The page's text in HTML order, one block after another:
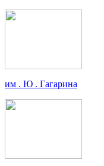
им . Ю . Гагарина